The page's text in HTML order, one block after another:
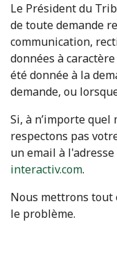
Le Président du
de toute demande
communication,
données à
été donnée à la
demande, ou
Si, à n’importe quel
respectons pas
un email à l'adresse
interactiv.com.
Nous mettrons
le problème.